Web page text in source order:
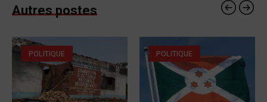
Autres postes
POLITIQUE POLITIQUE